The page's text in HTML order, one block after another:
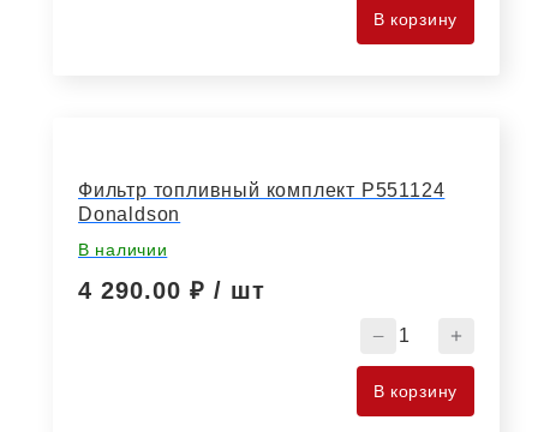
Фильтр
масляный
Специалист
В корзину
Фильтр топливный комплект P551124
Donaldson
В наличии
4 290.00 ₽ / шт
Количество
Фильтр
топливный
В корзину